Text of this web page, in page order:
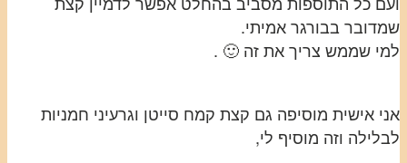
שמדובר בבורגר אמיתי.
למי שממש צריך את זה 🙂 .
אני אישית מוסיפה גם קצת קמח סייטן וגרעיני חמניות
לבלילה וזה מוסיף לי,